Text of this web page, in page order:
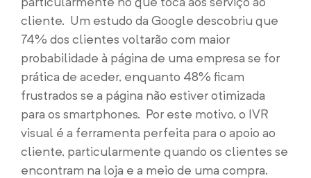
cliente. Um estudo da Google descobriu que
74% dos clientes voltarão com maior
probabilidade à página de uma empresa se for
prática de aceder, enquanto 48% ficam
frustrados se a página não estiver otimizada
para os smartphones. Por este motivo, o IVR
visual é a ferramenta perfeita para o apoio ao
cliente, particularmente quando os clientes se
encontram na loja e a meio de uma compra.